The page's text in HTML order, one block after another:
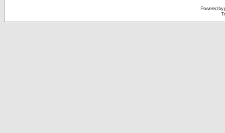
Powered by